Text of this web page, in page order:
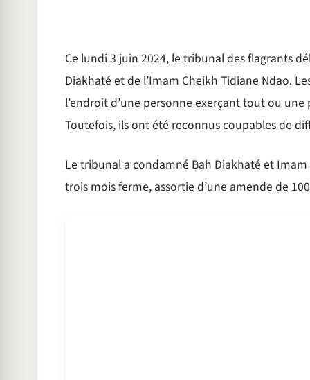
Ce lundi 3 juin 2024, le tribunal des flagrants
Diakhaté et de l’Imam Cheikh Tidiane Ndao.
l’endroit d’une personne exerçant tout ou
Toutefois, ils ont été reconnus coupables de
Le tribunal a condamné Bah Diakhaté et
trois mois ferme, assortie d’une amende de